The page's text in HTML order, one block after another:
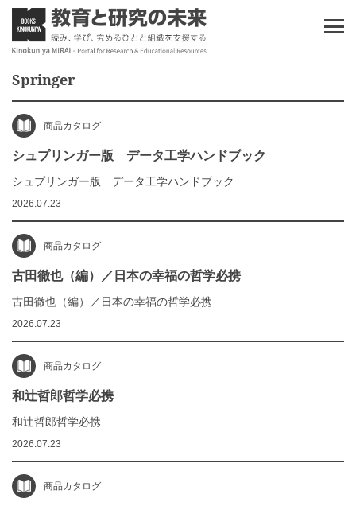
Springer
商品カタログ
シュプリンガー版 データ工学ハンドブック
シュプリンガー版 データ工学ハンドブック
2026.07.23
商品カタログ
古田徹也（編）／日本の幸福の哲学必携
古田徹也（編）／日本の幸福の哲学必携
2026.07.23
商品カタログ
和辻哲郎哲学必携
和辻哲郎哲学必携
2026.07.23
商品カタログ